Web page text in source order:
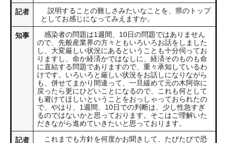
記者
説明することの難しさみたいなことを、県のトップ
としてお感じになってみえますか。
知事
感染者の問題は1週間、10日の問題ではありません
ので、先般産業界の方々ともいろいろお話をしました
し、大変厳しい状況にあるということも十分伺ってお
りますし、命か経済かではなしに、経済そのものも命
に直結する問題でありますので、重々承知しているわ
けです。いろいろと厳しい状況をお話しになりながら
も、併せてまかり間違って、一旦緩めて元の木阿弥に
戻ったら更にひどいことになるので、これも何として
も避けてほしいということをおっしゃっておられたの
で、やはり、1週間、10日での判断は、少し性急すぎ
るのではないかと思っております。そこはご理解いた
だきながら進めていきたいと思っております。
記者 これまでも方針を何度かお聞きして、たびたびで恐